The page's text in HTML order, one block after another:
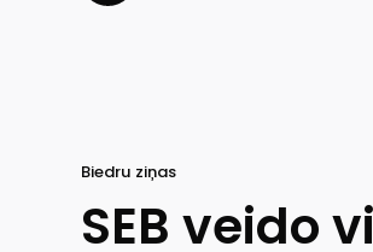
Biedru ziņas
SEB veido